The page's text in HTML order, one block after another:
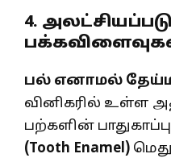
4.
பக்கவிளைவுகள்
பல் எனாமல்
வினிகரில் உள்ள
பற்களின்
(Tooth Enamel)